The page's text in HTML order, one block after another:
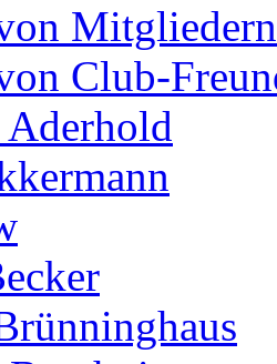
Mitgliedern
Club-
Aderhold